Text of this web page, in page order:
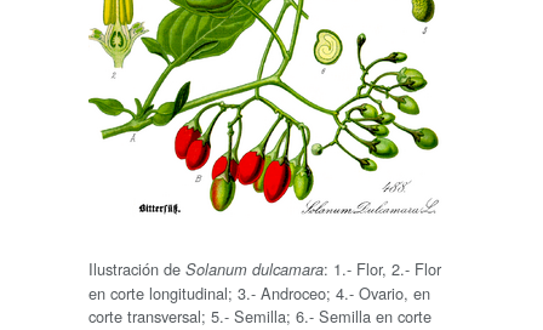
Ilustración de Solanum dulcamara: 1.- Flor, 2.- Flor
en corte longitudinal; 3.- Androceo; 4.- Ovario, en
corte transversal; 5.- Semilla; 6.- Semilla en corte